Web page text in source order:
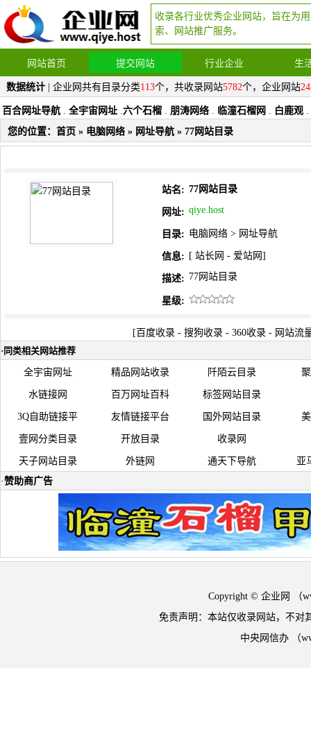
收录各行业优秀企业网站，旨在为
索、网站推广服务。
网站首页 提交网站 行业企业 生
数据统计 | 企业网共有目录分类113个，共收录网站5782个，企业网站
百合网址导航 . 全宇宙网址 .六个石榴 . 朋涛网络 . 临潼石榴网 . 白鹿观 .
您的位置： 首页 » 电脑网络 » 网址导航 » 77网站目录
站名: 77网站目录
网址: qiye.host
目录: 电脑网络 > 网址导航
信息: [ 站长网 - 爱站网 ]
描述: 77网站目录
星级:
[ 百度收录 - 搜狗收录 - 360收录 - 网站流
· 同类相关网站推荐
全宇宙网址 精品网站收录 阡陌云目录
水链接网 百万网址百科 标签网站目录
3Q自助链接平 友情链接平台 国外网站目录
壹网分类目录 开放目录 收录网
天子网站目录 外链网 通天下导航
亚
·赞助商广告
Copyright © 企业网 （
免责声明：本站仅收录网站，不对
中央网信办 （